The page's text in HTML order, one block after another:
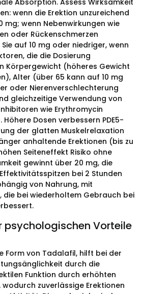
Absorption. Assess Wirksamkeit
wenn die Erektion unzureichend
mg; wenn Nebenwirkungen wie
oder Rückenschmerzen
auf 10 mg oder niedriger, wenn
die die Dosierung
Körpergewicht (höheres Gewicht
Alter (über 65 kann auf 10 mg
oder Nierenverschlechterung
gleichzeitige Verwendung von
wie Erythromycin
Dosen verbessern PDE5-
der glatten Muskelrelaxation
anhaltende Erektionen (bis zu
Seiteneffekt Risiko ohne
gewinnt über 20 mg, die
bei 2 Stunden
von Nahrung, mit
die bei wiederholtem Gebrauch bei
psychologischen Vorteile
Form von Tadalafil, hilft bei der
durch die
Funktion durch erhöhten
wodurch zuverlässige Erektionen